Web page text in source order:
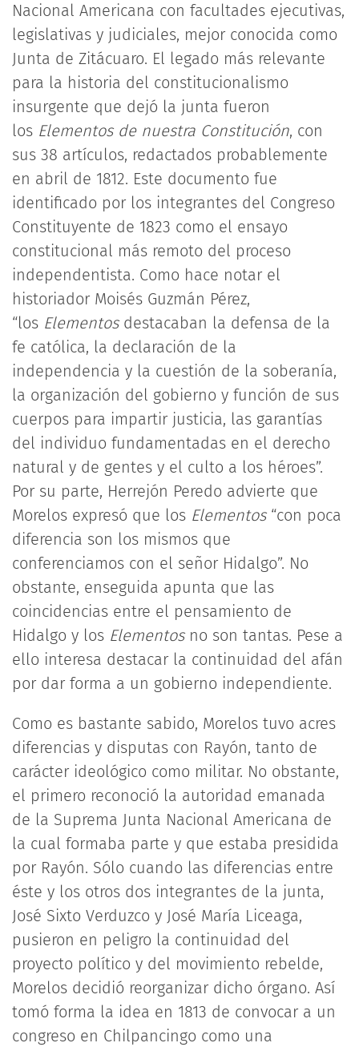
Nacional Americana con facultades ejecutivas,
legislativas y judiciales, mejor conocida como
Junta de Zitácuaro. El legado más relevante
para la historia del constitucionalismo
insurgente que dejó la junta fueron
los Elementos de nuestra Constitución, con
sus 38 artículos, redactados probablemente
en abril de 1812. Este documento fue
identificado por los integrantes del Congreso
Constituyente de 1823 como el ensayo
constitucional más remoto del proceso
independentista. Como hace notar el
historiador Moisés Guzmán Pérez,
“los Elementosdestacaban la defensa de la
fe católica, la declaración de la
independencia y la cuestión de la soberanía,
la organización del gobierno y función de sus
cuerpos para impartir justicia, las garantías
del individuo fundamentadas en el derecho
natural y de gentes y el culto a los héroes”.
Por su parte, Herrejón Peredo advierte que
Morelos expresó que los Elementos“con poca
diferencia son los mismos que
conferenciamos con el señor Hidalgo”. No
obstante, enseguida apunta que las
coincidencias entre el pensamiento de
Hidalgo y los Elementosno son tantas. Pese a
ello interesa destacar la continuidad del afán
por dar forma a un gobierno independiente.
Como es bastante sabido, Morelos tuvo acres
diferencias y disputas con Rayón, tanto de
carácter ideológico como militar. No obstante,
el primero reconoció la autoridad emanada
de la Suprema Junta Nacional Americana de
la cual formaba parte y que estaba presidida
por Rayón. Sólo cuando las diferencias entre
éste y los otros dos integrantes de la junta,
José Sixto Verduzco y José María Liceaga,
pusieron en peligro la continuidad del
proyecto político y del movimiento rebelde,
Morelos decidió reorganizar dicho órgano. Así
tomó forma la idea en 1813 de convocar a un
congreso en Chilpancingo como una